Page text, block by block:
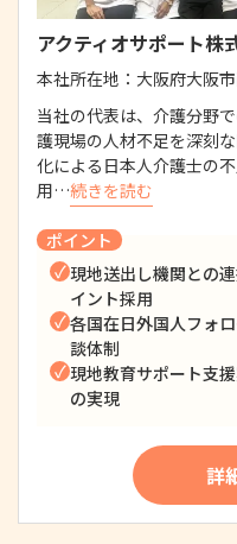
アクティオサポート株
本社所在地： 大阪府大阪
当社の代表は、介護分野
護現場の人材不足を深刻
化による日本人介護士の
用…続きを読む
ポイント
現地送出し機関との
イント採用
各国在日外国人フォ
談体制
現地教育サポート支
の実現
詳